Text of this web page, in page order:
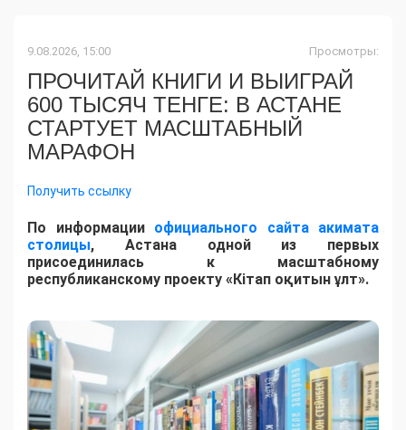
9.08.2026, 15:00 Просмотры:
ПРОЧИТАЙ КНИГИ И ВЫИГРАЙ
600 ТЫСЯЧ ТЕНГЕ: В АСТАНЕ
СТАРТУЕТ МАСШТАБНЫЙ
МАРАФОН
Получить ссылку
По информации официального сайта акимата
столицы, Астана одной из первых
присоединилась к масштабному
республиканскому проекту «Кітап оқитын ұлт».